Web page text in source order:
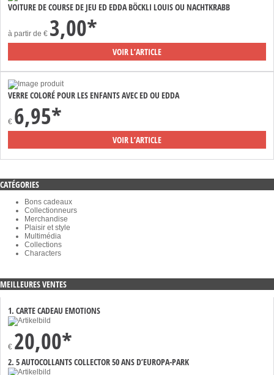
VOITURE DE COURSE DE JEU ED EDDA BÖCKLI LOUIS OU NACHTKRABB
à partir de € 3,00*
VOIR L’ARTICLE
VERRE COLORÉ POUR LES ENFANTS AVEC ED OU EDDA
€ 6,95*
VOIR L’ARTICLE
CATÉGORIES
Bons cadeaux
Collectionneurs
Merchandise
Plaisir et style
Multimédia
Collections
Characters
MEILLEURES VENTES
1. CARTE CADEAU EMOTIONS
€ 20,00*
2. 5 AUTOCOLLANTS COLLECTOR 50 ANS D’EUROPA-PARK